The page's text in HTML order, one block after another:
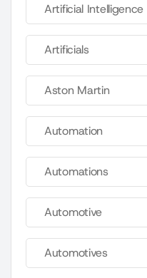
Artificial Intelligence
Artificials
Aston Martin
Automation
Automations
Automotive
Automotives